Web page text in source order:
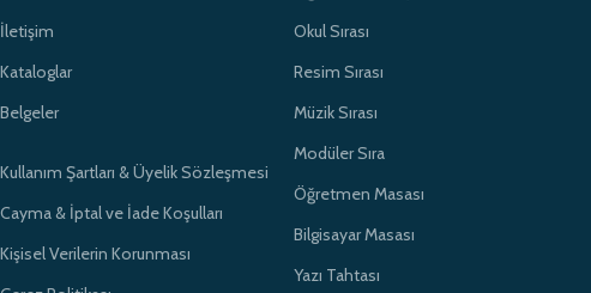
İletişim
Kataloglar
Belgeler
Kullanım Şartları & Üyelik Sözleşmesi
Cayma & İptal ve İade Koşulları
Kişisel Verilerin Korunması
Okul Sırası
Resim Sırası
Müzik Sırası
Modüler Sıra
Öğretmen Masası
Bilgisayar Masası
Yazı Tahtası